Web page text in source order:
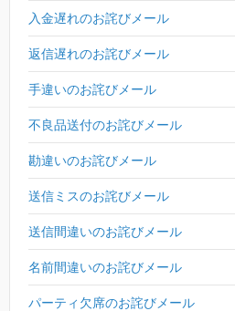
入金遅れのお詫びメール
返信遅れのお詫びメール
手違いのお詫びメール
不良品送付のお詫びメール
勘違いのお詫びメール
送信ミスのお詫びメール
送信間違いのお詫びメール
名前間違いのお詫びメール
パーティ欠席のお詫びメール